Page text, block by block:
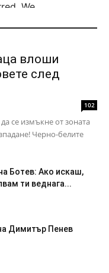
влоши
след
102
се измъкне от зоната
Черно-белите
Ботев: Ако искаш,
ти веднага...
Димитър Пенев